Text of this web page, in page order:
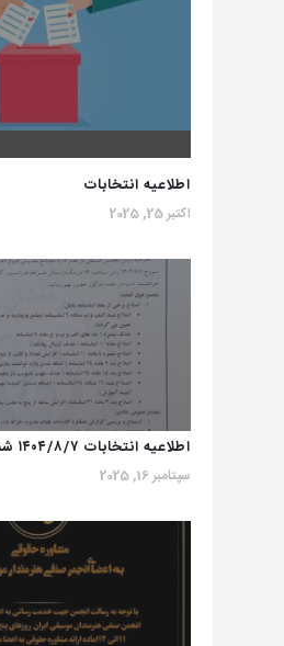
اطلاعیه انتخابات
اکتبر 25, 2025
اطلاعيه انتخابات ۱۴۰۴/۸/۷ شماره ١
سپتامبر 16, 2025